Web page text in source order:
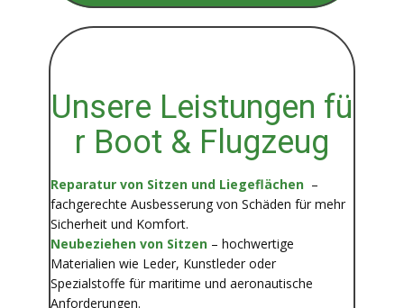
Unsere Leistungen fü​
r Boot & Flugzeug
Reparatur von Sitzen und Liegeflächen –
fachgerechte Ausbesserung von Schäden für mehr
Sicherheit und Komfort.
Neubeziehen von Sitzen – hochwertige
Materialien wie Leder, Kunstleder oder
Spezialstoffe für maritime und aeronautische
Anforderungen.